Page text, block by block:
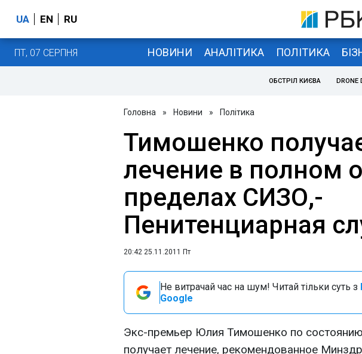
UA EN RU
ПТ, 07 СЕРПНЯ НОВИНИ АНАЛІТИКА ПОЛІТИКА
ОБСТРІЛ КИЄВА DRONE
Головна » Новини » Політика
Тимошенко
лечение в полном
пределах СИЗО,-
Пенитенциарная
20:42 25.11.2011 Пт
Не витрачай час на шум! Читай тільки суть з
Google
Экс-премьер Юлия Тимошенко по
получает лечение, рекомендованное